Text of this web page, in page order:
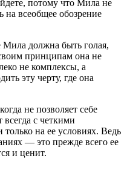
потому что Мила не
на всеобщее обозрение
Мила должна быть голая,
принципам она не
не комплексы, а
эту черту, где она
не позволяет себе
с четкими
на ее условиях. Ведь
— это прежде всего ее
и ценит.